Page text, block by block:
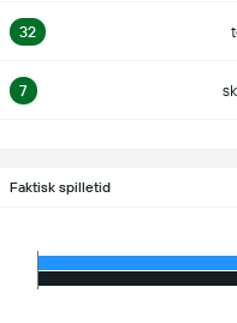
32
7
Faktisk spilletid